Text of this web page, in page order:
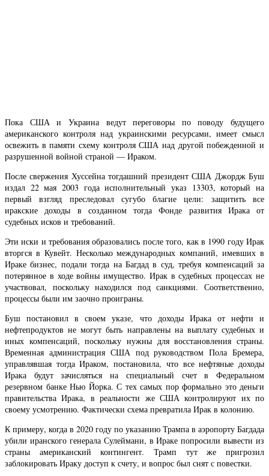
Пока США и Украина ведут переговоры по поводу будущего
американского контроля над украинскими ресурсами, имеет смысл
освежить в памяти схему контроля США над другой побежденной и
разрушенной войной страной — Ираком.
После свержения Хуссейна тогдашний президент США Джордж Буш
издал 22 мая 2003 года исполнительный указ 13303, который на
первый взгляд преследовал сугубо благие цели: защитить все
иракские доходы в созданном тогда Фонде развития Ирака от
судебных исков и требований.
Эти иски и требования образовались после того, как в 1990 году Ирак
вторгся в Кувейт. Несколько международных компаний, имевших в
Ираке бизнес, подали тогда на Багдад в суд, требуя компенсаций за
потерянное в ходе войны имущество. Ирак в судебных процессах не
участвовал, поскольку находился под санкциями. Соответственно,
процессы были им заочно проиграны.
Буш постановил в своем указе, что доходы Ирака от нефти и
нефтепродуктов не могут быть направлены на выплату судебных и
иных компенсаций, поскольку нужны для восстановления страны.
Временная администрация США под руководством Пола Бремера,
управлявшая тогда Ираком, постановила, что все нефтяные доходы
Ирака будут зачисляться на специальный счет в Федеральном
резервном банке Нью Йорка. С тех самых пор формально это деньги
правительства Ирака, в реальности же США контролируют их по
своему усмотрению. Фактически схема превратила Ирак в колонию.
К примеру, когда в 2020 году по указанию Трампа в аэропорту Багдада
убили иранского генерала Сулеймани, в Ираке попросили вывести из
страны американский контингент. Трамп тут же пригрозил
заблокировать Ираку доступ к счету, и вопрос был снят с повестки.